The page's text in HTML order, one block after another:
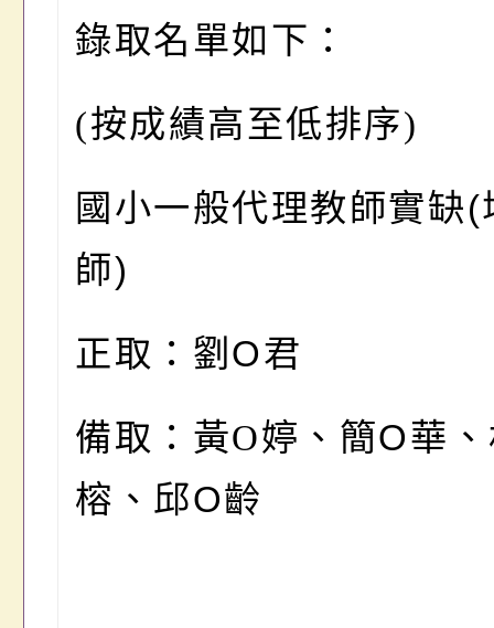
錄取名單如下 ：
(按成績高至低排序)
國小一般代理教師實缺(
師)
正取 ： 劉 O君
備取 ：黃O婷、簡O華
榕、邱O齡